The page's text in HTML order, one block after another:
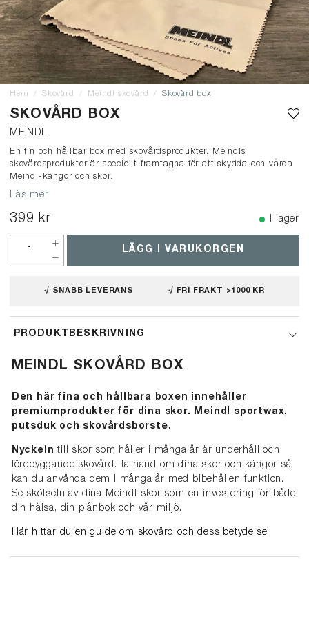
Hem Skovård Meindl skovård Skovård box
SKOVÅRD BOX
MEINDL
En fin och hållbar box med skovårdsprodukter. Meindls
skovårdsprodukter är speciellt framtagna för att skydda och vårda
Meindl-kängor och skor.
Läs mer
399 kr I lager
LÄGG I VARUKORGEN
√ SNABB LEVERANS √ FRI FRAKT >1000 KR
PRODUKTBESKRIVNING
MEINDL SKOVÅRD BOX
Den här fina och hållbara boxen innehåller
premiumprodukter för dina skor. Meindl sportwax,
putsduk och skovårdsborste.
Nyckeln till skor som håller i många år är underhåll och
förebyggande skovård. Ta hand om dina skor och kängor så
kan du använda dem i många år med bibehållen funktion.
Se skötseln av dina Meindl-skor som en investering för både
din hälsa, din plånbok och vår miljö.
Här hittar du en guide om skovård och dess betydelse.